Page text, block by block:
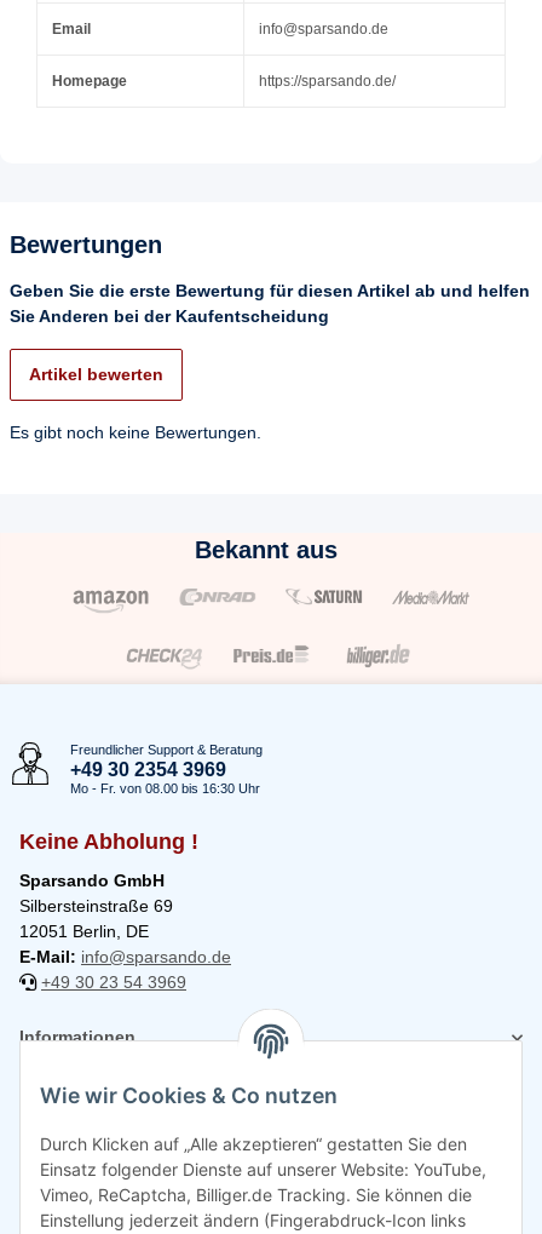
Email info@sparsando.de
Homepage https://sparsando.de/
Bewertungen
Geben Sie die erste Bewertung für diesen Artikel ab und helfen
Sie Anderen bei der Kaufentscheidung
Artikel bewerten
Es gibt noch keine Bewertungen.
Bekannt aus
Freundlicher Support & Beratung
+49 30 2354 3969
Mo - Fr. von 08.00 bis 16:30 Uhr
Keine Abholung !
Sparsando GmbH
Silbersteinstraße 69
12051 Berlin, DE
E-Mail: info@sparsando.de
+49 30 23 54 3969
Informationen
Rechtliches
Wie wir Cookies & Co nutzen
Durch Klicken auf „Alle akzeptieren“ gestatten Sie den
Einsatz folgender Dienste auf unserer Website: YouTube,
Vimeo, ReCaptcha, Billiger.de Tracking. Sie können die
Einstellung jederzeit ändern (Fingerabdruck-Icon links